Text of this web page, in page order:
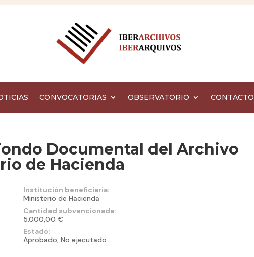
CONVOCATORIAS OBSERVATORIO CONTACTO
Documental del Archivo
de Hacienda
Institución beneficiaria:
Ministerio de Hacienda
Cantidad subvencionada:
5.000,00 €
Estado:
Aprobado, No ejecutado